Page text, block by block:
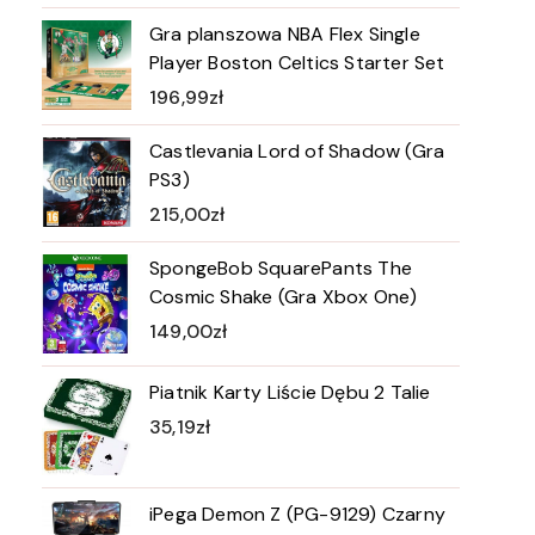
Gra planszowa NBA Flex Single
Player Boston Celtics Starter Set
196,99zł
Castlevania Lord of Shadow (Gra
PS3)
215,00zł
SpongeBob SquarePants The
Cosmic Shake (Gra Xbox One)
149,00zł
Piatnik Karty Liście Dębu 2 Talie
35,19zł
iPega Demon Z (PG-9129) Czarny